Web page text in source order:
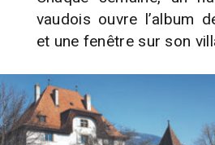
vaudois ouvre l’album
et une fenêtre sur son